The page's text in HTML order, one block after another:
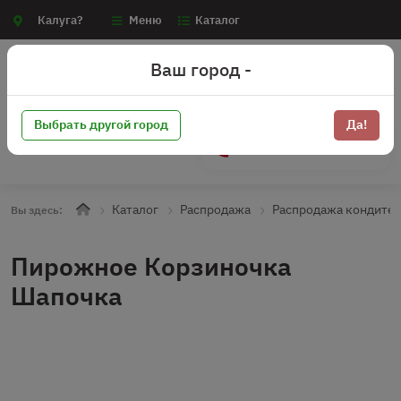
Калуга? Меню Каталог
Вы здесь: Каталог Распродажа Распродажа
Пирожное Корзиночка
Шапочка
Ваш город -
Выбрать другой город Да!